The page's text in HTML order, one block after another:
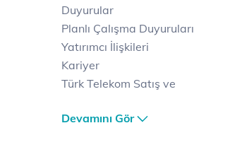
Duyurular
Planlı Çalışma Duyuruları
Yatırımcı İlişkileri
Kariyer
Türk Telekom Satış ve
Türk Telekom Finansal
Devamını Gör